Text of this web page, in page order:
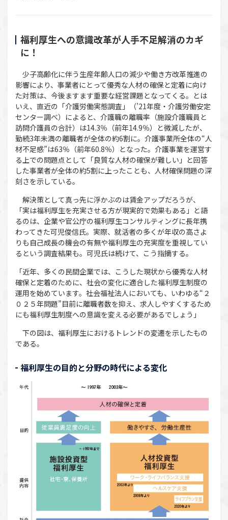
福利厚生への意識改革が人手不足解消のカギ
に！
少子高齢化に伴う生産年齢人口の減少や働き方改革推進の
影響により、事業者にとって優秀な人材の確保と定着に向け
た対策は、今後ますます重要な経営課題となってくる。とは
いえ、直近の「介護労働実態調査」（’21年度・介護労働安定
センター調べ）によると、介護職の離職率（施設介護職員と
訪問介護員の合計）は14.3％（前年14.9％）と微減したが、
勤続3年未満の離職者が全体の約6割に。介護事業所全体の“人
材不足感”は63％（前年60.8％）となった。介護事業を運営す
る上での問題点として「良質な人材の確保が難しい」と回答
した事業者が全体の約5割に上ったことも、人材確保問題の深
刻さを示している。
解決策として真っ先に浮かぶのは賃金アップだろうが、
「実は福利厚生を充実させる方が現実的で効果もある」と語
るのは、企業や官公庁の福利厚生コンサルティングに長年携
わってきた可児俊信氏。実際、就活者の多くが年収の高さよ
りも自己成長の機会の有無や福利厚生の充実度を重視してい
るという調査結果も。可児氏は続けて、こう指摘する。
「近年、多くの民間企業では、こうした現状から優秀な人材
確保と定着のために、社会の変化に適合した福利厚生制度の
運用を始めています。社会福祉法人においても、いわゆる“２
０２５年問題”目前に離職者数を抑え、求人しやすくするため
にも福利厚生制度への意識を変える必要があるでしょう」
下の図は、福利厚生におけるトレンドの変遷を示したもの
である。
福利厚生の目的と分野の時代による変化